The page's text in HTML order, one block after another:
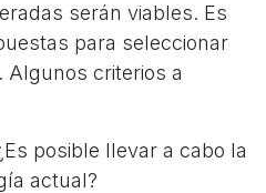
serán viables. Es
para seleccionar
criterios a
posible llevar a cabo la
actual?